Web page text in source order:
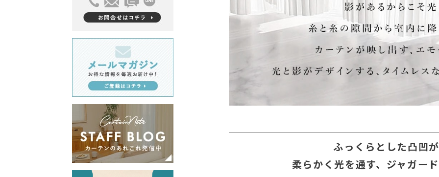
ふっくらとした凸凹
柔らかく光を通す、ジャガー